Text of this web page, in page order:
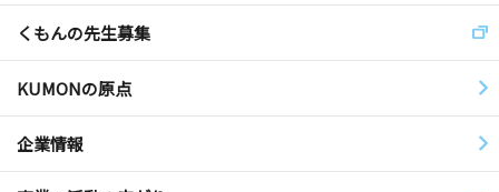
くもんの先生募集
KUMONの原点
企業情報